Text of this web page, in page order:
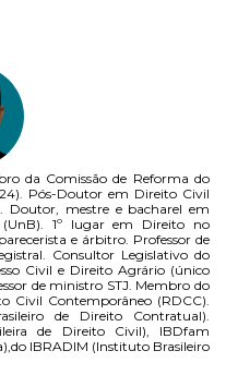
da Comissão de Reforma do
Pós-Doutor em Direito Civil
Doutor, mestre e bacharel em
(UnB). 1º lugar em Direito no
e árbitro. Professor de
Consultor Legislativo do
Civil e Direito Agrário (único
de ministro STJ. Membro do
Civil Contemporâneo (RDCC).
de Direito Contratual).
de Direito Civil), IBDfam
IBRADIM (Instituto Brasileiro